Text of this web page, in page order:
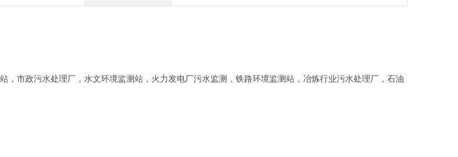
，市政污水处理厂，水文环境监测站，火力发电厂污水监测，铁路环境监测站，冶炼行业污水处理厂，石油